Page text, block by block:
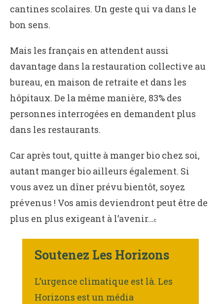
cantines scolaires. Un geste qui va dans le
bon sens.
Mais les français en attendent aussi
davantage dans la restauration collective au
bureau, en maison de retraite et dans les
hôpitaux. De la même manière, 83% des
personnes interrogées en demandent plus
dans les restaurants.
Car après tout, quitte à manger bio chez soi,
autant manger bio ailleurs également. Si
vous avez un dîner prévu bientôt, soyez
prévenus ! Vos amis deviendront peut être de
plus en plus exigeant à l’avenir…c
Soutenez Les Horizons
L’urgence climatique est là. Les
Horizons est un média